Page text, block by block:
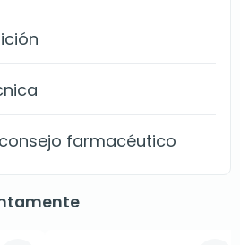
farmacéutico